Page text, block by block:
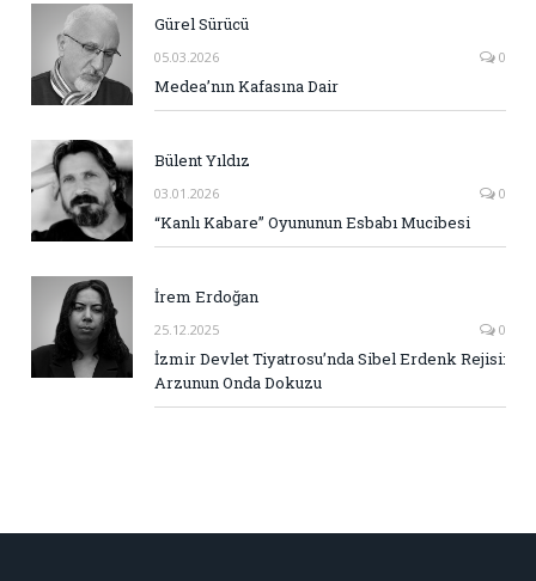
Gürel Sürücü
05.03.2026 0
Medea’nın Kafasına Dair
Bülent Yıldız
03.01.2026 0
“Kanlı Kabare” Oyununun Esbabı Mucibesi
İrem Erdoğan
25.12.2025 0
İzmir Devlet Tiyatrosu’nda Sibel Erdenk Rejisi:
Arzunun Onda Dokuzu